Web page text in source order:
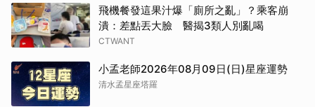
飛機餐發這果汁爆「廁所之亂」？乘客崩
潰：差點丟大臉 醫揭3類人別亂喝
CTWANT
小孟老師2026年08月09日(日)星座運勢
清水孟星座塔羅